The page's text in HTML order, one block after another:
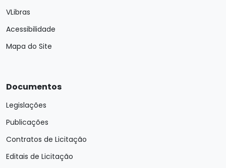
VLibras
Acessibilidade
Mapa do Site
Documentos
Legislações
Publicações
Contratos de Licitação
Editais de Licitação